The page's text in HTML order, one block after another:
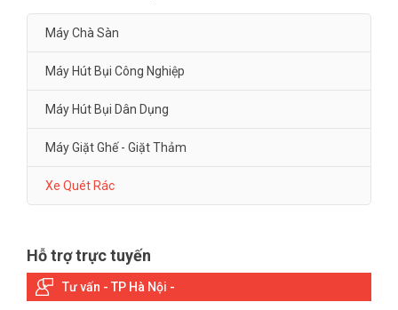
Máy Chà Sàn
Máy Hút Bụi Công Nghiệp
Máy Hút Bụi Dân Dụng
Máy Giặt Ghế - Giặt Thảm
Xe Quét Rác
Hỗ trợ trực tuyến
Tư vấn - TP Hà Nội -